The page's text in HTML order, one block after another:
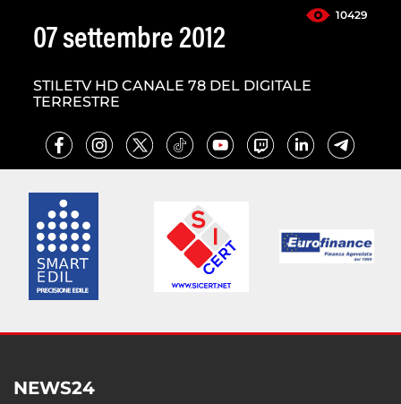
10429
07 settembre 2012
STILETV HD CANALE 78 DEL DIGITALE
TERRESTRE
NEWS24